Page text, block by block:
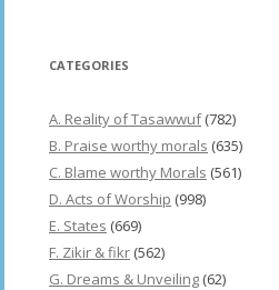
CATEGORIES
A. Reality of Tasawwuf(782)
B. Praise worthy morals (635)
C. Blame worthy Morals (561)
D. Acts of Worship (998)
E. States (669)
F. Zikir & fikr (562)
G. Dreams & Unveiling (62)